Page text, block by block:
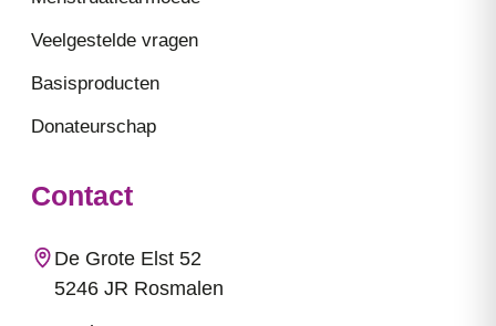
Veelgestelde vragen
Basisproducten
Donateurschap
Contact
De Grote Elst 52
5246 JR Rosmalen